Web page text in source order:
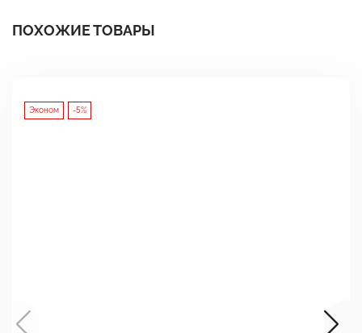
ПОХОЖИЕ ТОВАРЫ
Эконом -5%